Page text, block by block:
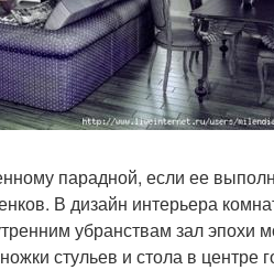
парадной, если ее
В дизайн интерьера
убранствам зал эпохи
стульев и стола в центре